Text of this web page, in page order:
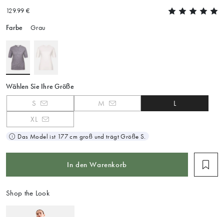
129.99 €
Farbe Grau
Wählen Sie Ihre Größe
S M
L
XL
Das Model ist 177 cm groß und trägt Größe S.
In den Warenkorb
Shop the Look